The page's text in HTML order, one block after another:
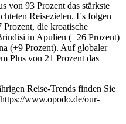
von 93 Prozent das stärkste
Reisezielen. Es folgen
die kroatische
in Apulien (+26 Prozent)
(+9 Prozent). Auf globaler
Plus von 21 Prozent das
Reise-Trends finden Sie
www.opodo.de/our-